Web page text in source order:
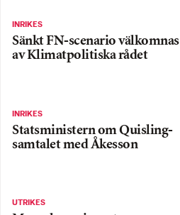
INRIKES
Sänkt FN-scenario välkomnas
av Klimatpolitiska rådet
INRIKES
Statsministern om Quisling-
samtalet med Åkesson
UTRIKES